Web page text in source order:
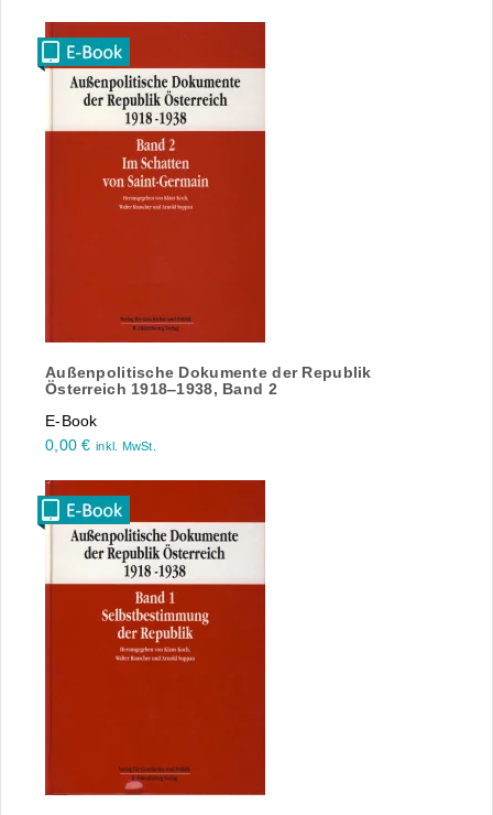
Außenpolitische Dokumente der Republik
Österreich 1918‒1938, Band 2
E-Book
0,00€ inkl. MwSt.